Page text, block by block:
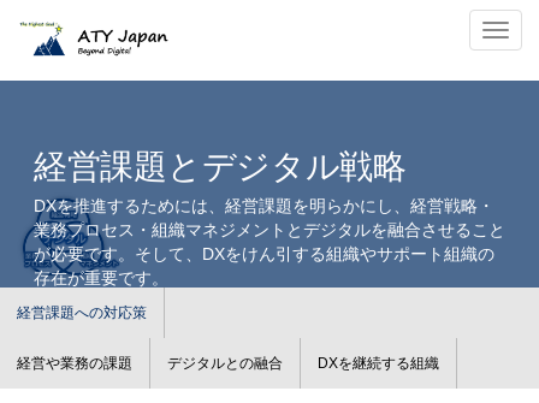
ナ
経営課題とデジタル戦略
DXを推進するためには、経営課題を明らかにし、経営戦略・
業務プロセス・組織マネジメントとデジタルを融合させること
が必要です。そして、DXをけん引する組織やサポート組織の
存在が重要です。
経営課題への対応策
経営や業務の課題 デジタルとの融合 DXを継続する組織